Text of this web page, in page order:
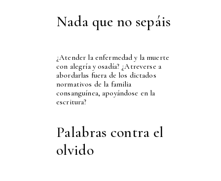
Nada que no sepáis
¿Atender la enfermedad y la muerte
con alegría y osadía? ¿Atreverse a
abordarlas fuera de los dictados
normativos de la familia
consanguínea, apoyándose en la
escritura?
Palabras contra el
olvido